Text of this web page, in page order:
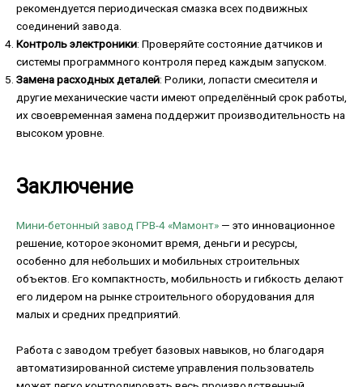
рекомендуется периодическая смазка всех подвижных
соединений завода.
Контроль электроники: Проверяйте состояние датчиков и
системы программного контроля перед каждым запуском.
Замена расходных деталей: Ролики, лопасти смесителя и
другие механические части имеют определённый срок работы,
их своевременная замена поддержит производительность на
высоком уровне.
Заключение
Мини-бетонный завод ГРВ-4 «Мамонт» — это инновационное
решение, которое экономит время, деньги и ресурсы,
особенно для небольших и мобильных строительных
объектов. Его компактность, мобильность и гибкость делают
его лидером на рынке строительного оборудования для
малых и средних предприятий.
Работа с заводом требует базовых навыков, но благодаря
автоматизированной системе управления пользователь